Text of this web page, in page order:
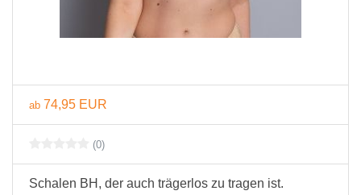
ab 74,95 EUR
(0)
Schalen BH, der auch trägerlos zu tragen ist.